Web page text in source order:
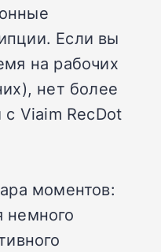
Если вы
на рабочих
нет более
Viaim RecDot
моментов:
немного